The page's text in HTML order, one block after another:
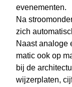
evenementen.
Na
zich
Naast analoge
matic ook op
bij de
wijzerplaten,